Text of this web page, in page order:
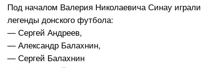
Под началом Валерия Николаевича Синау играли
легенды донского футбола:
— Сергей Андреев,
— Александр Балахнин,
— Сергей Балахнин